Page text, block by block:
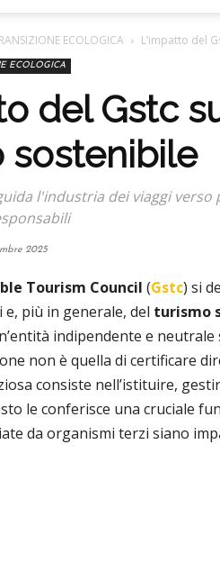
ECOLOGICA L’impatto del
ECOLOGICA
del Gstc
sostenibile
l'industria dei viaggi
2025
Tourism Council (Gstc) si
più in generale, del turismo
indipendente e
non è quella di certificare
consiste nell’istituire,
le conferisce una cruciale
da organismi terzi siano